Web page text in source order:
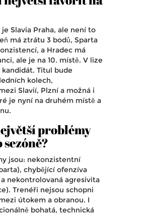
Slavia Praha, ale není to
má ztrátu 3 bodů, Sparta
a Hradec má
ale je na 10. místě. V lize
Titul bude
kolech,
Slavií, Plzní a možná i
je nyní na druhém místě a
problémy
jsou: nekonzistentní
chybějící ofenzíva
nekontrolovaná agresivita
Trenéři nejsou schopni
útokem a obranou. I
bohatá, technická